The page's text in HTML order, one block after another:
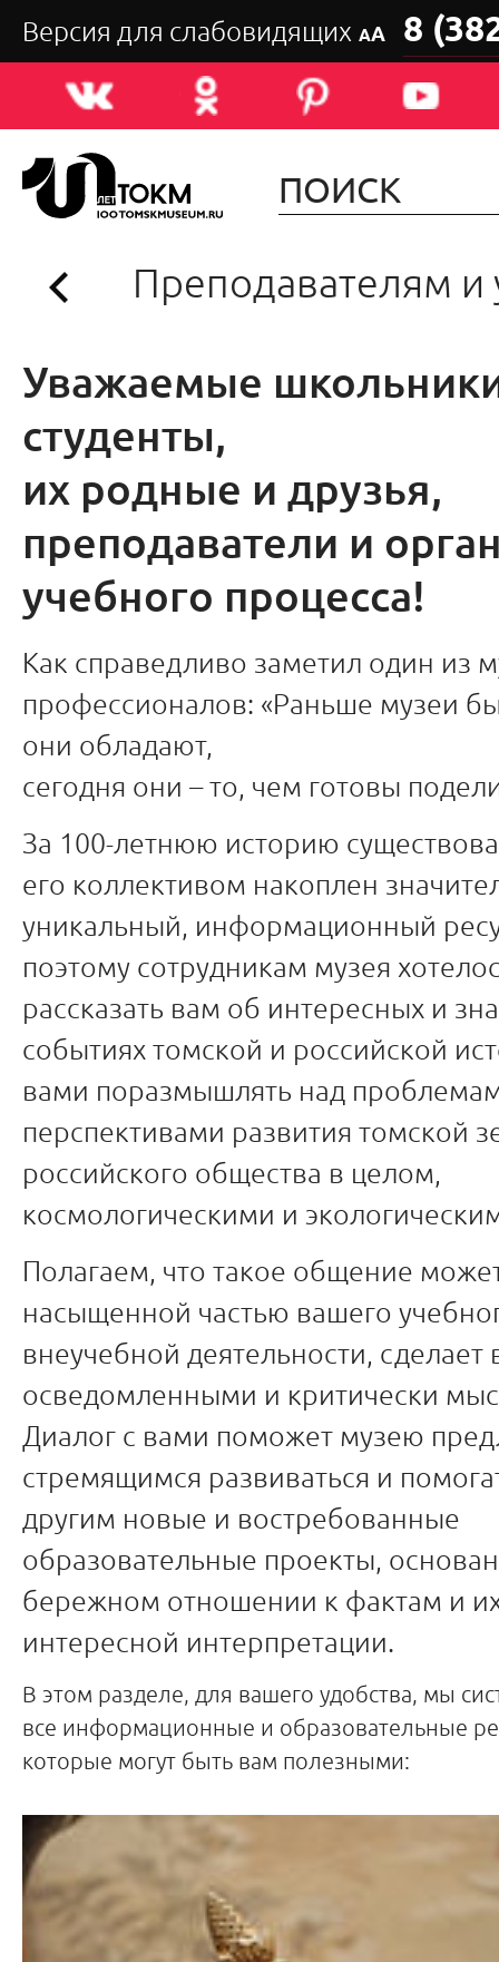
Версия для слабовидящих АА 8
Преподавателям
Уважаемые
студенты,
их родные и друзья,
преподаватели и
учебного процесса!
Как справедливо заметил один из
профессионалов: «Раньше музеи
они обладают,
сегодня они – то, чем готовы
За 100-летнюю историю
его коллективом накоплен
уникальный, информационный
поэтому сотрудникам музея
рассказать вам об интересных и
событиях томской и российской
вами поразмышлять над
перспективами развития томской
российского общества в целом,
космологическими и
Полагаем, что такое общение
насыщенной частью вашего
внеучебной деятельности, сделает
осведомленными и критически
Диалог с вами поможет музею
стремящимся развиваться и
другим новые и востребованные
образовательные проекты,
бережном отношении к фактам и
интересной интерпретации.
В этом разделе, для вашего удобства, мы
все информационные и образовательные
которые могут быть вам полезными: